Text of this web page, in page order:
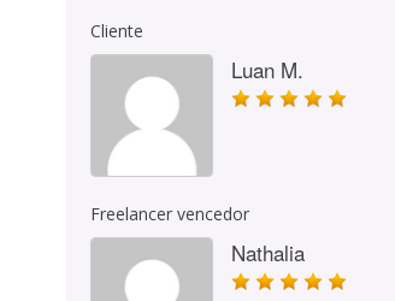
Cliente
Luan M.
Freelancer vencedor
Nathalia